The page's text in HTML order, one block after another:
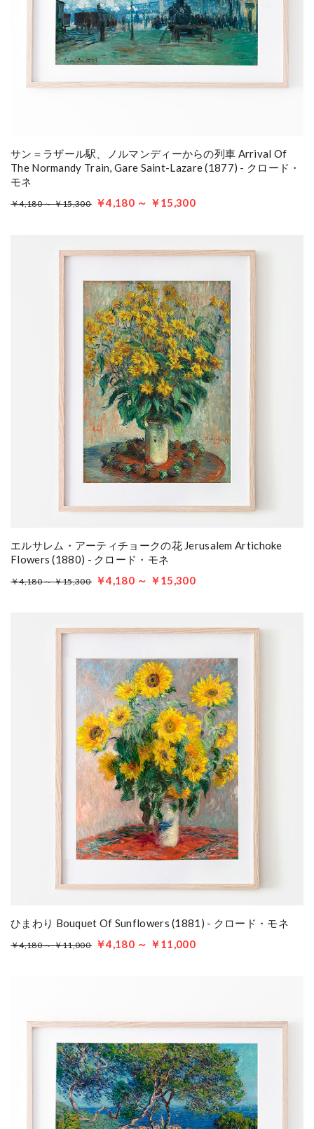
サン＝ラザール駅、ノルマンディーからの列車 Arrival Of
The Normandy Train, Gare Saint-Lazare (1877) - クロード・
モネ
￥4,180 ～ ￥15,300 ￥4,180 ～ ￥15,300
エルサレム・アーティチョークの花 Jerusalem Artichoke
Flowers (1880) - クロード・モネ
￥4,180 ～ ￥15,300 ￥4,180 ～ ￥15,300
ひまわり Bouquet Of Sunflowers (1881) - クロード・モネ
￥4,180 ～ ￥11,000 ￥4,180 ～ ￥11,000